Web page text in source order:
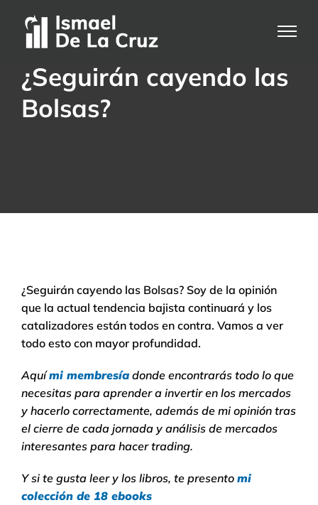
¿Seguirán cayendo las
Bolsas?
¿Seguirán cayendo las Bolsas? Soy de la opinión
que la actual tendencia bajista continuará y los
catalizadores están todos en contra. Vamos a ver
todo esto con mayor profundidad.
Aquími membresía donde encontrarás todo lo que
necesitas para aprender a invertir en los mercados
y hacerlo correctamente, además de mi opinión tras
el cierre de cada jornada y análisis de mercados
interesantes para hacer trading.
Y si te gusta leer y los libros, te presento mi
colección de 18 ebooks